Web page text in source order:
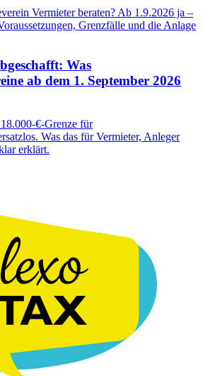
Vermieter beraten? Ab 1.9.2026 ja –
Grenzfälle und die Anlage
Was
ab dem 1. September 2026
€-Grenze für
Was das für Vermieter, Anleger
erklärt.